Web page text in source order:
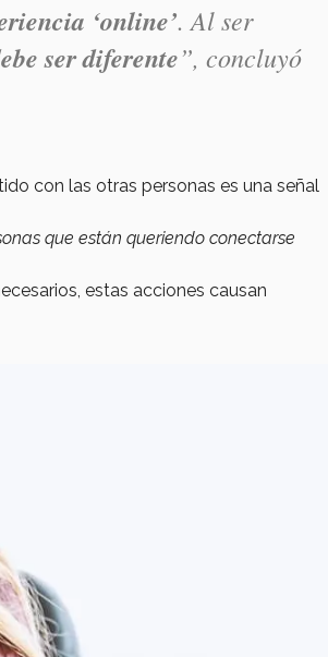
‘online’. Al ser
ser diferente”, concluyó
con las otras personas es una señal
que están queriendo conectarse
estas acciones causan